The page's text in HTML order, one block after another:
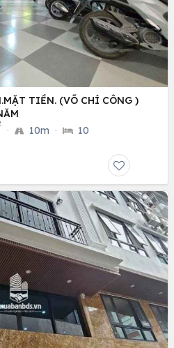
TIỀN. (VÕ CHÍ CÔNG )
· 10m · 10